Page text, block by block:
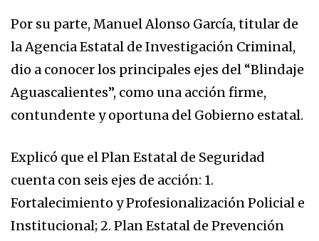
Por su parte, Manuel Alonso García, titular de
la Agencia Estatal de Investigación Criminal,
dio a conocer los principales ejes del “Blindaje
Aguascalientes”, como una acción firme,
contundente y oportuna del Gobierno estatal.
Explicó que el Plan Estatal de Seguridad
cuenta con seis ejes de acción: 1.
Fortalecimiento y Profesionalización Policial e
Institucional; 2. Plan Estatal de Prevención